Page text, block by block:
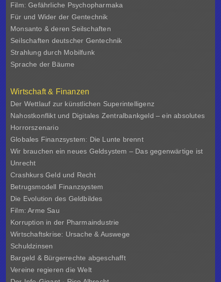
Film: Gefährliche Psychopharmaka
Für und Wider der Gentechnik
Monsanto & deren Seilschaften
Seilschaften deutscher Gentechnik
Strahlung durch Mobilfunk
Sprache der Bäume
Wirtschaft & Finanzen
Der Wettlauf zur künstlichen Superintelligenz
Nahostkonflikt und Digitales Zentralbankgeld – ein absolutes
Horrorszenario
Globales Finanzsystem: Die Lunte brennt
Wir brauchen ein neues Geldsystem – Das gegenwärtige ist
Unrecht
Crashkurs Geld und Recht
Betrugsmodell Finanzsystem
Die Evolution des Geldbildes
Film: Arme Sau
Korruption in der Pharmaindustrie
Wirtschaftskrise: Ursache & Auswege
Schuldzinsen
Bargeld & Bürgerrechte abgeschafft
Vereine regieren die Welt